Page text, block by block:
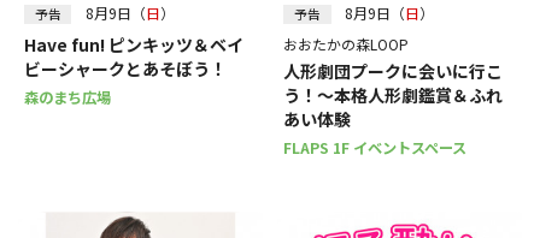
予告 8月9日（日）
Have fun! ピンキッツ＆ベイ
ビーシャークとあそぼう！
森のまち広場
予告 8月9日（日）
おおたかの森LOOP
人形劇団プークに会いに行こ
う！～本格人形劇鑑賞＆ふれ
あい体験
FLAPS 1F イベントスペース